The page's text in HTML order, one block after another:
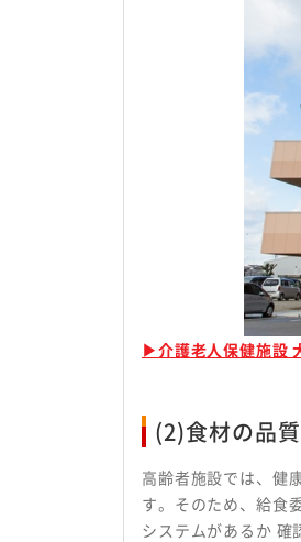
▶介護老人保健施設
(2)食材の品
高齢者施設では、健
す。そのため、給食
システムがあるか 確